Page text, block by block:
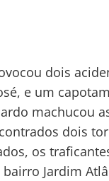
dois
e um
machucou
dois
os
Jardim